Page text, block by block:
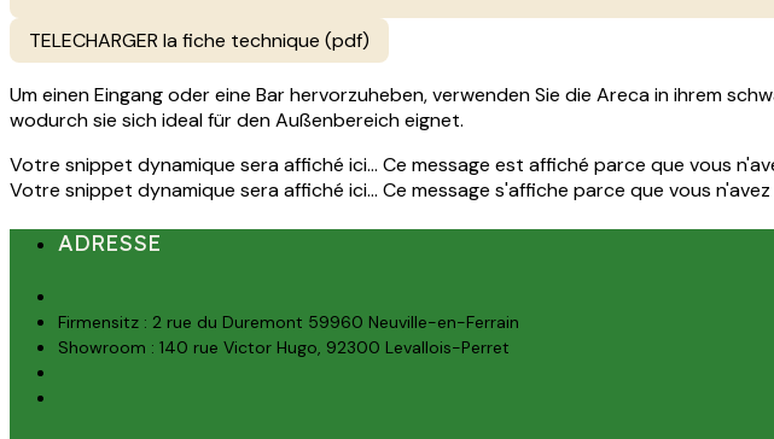
TELECHARGER la fiche technique (pdf)
Um einen Eingang oder eine Bar hervorzuheben, verwenden Sie die Areca in ihrem
wodurch sie sich ideal für den Außenbereich eignet.
Votre snippet dynamique sera affiché ici... Ce message est affiché parce que vous
Votre snippet dynamique sera affiché ici... Ce message s'affiche parce que vous
ADRESSE
Firmensitz : 2 rue du Duremont 59960 Neuville-en-Ferrain
Showroom : 140 rue Victor Hugo, 92300 Levallois-Perret